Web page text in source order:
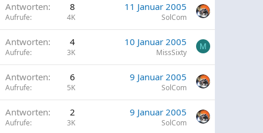
Antworten 8
Aufrufe 4K
11 Januar 2005
SolCom
Antworten 4
Aufrufe 3K
10 Januar 2005
MissSixty
M
Antworten 6
Aufrufe 5K
9 Januar 2005
SolCom
Antworten 2
Aufrufe 3K
9 Januar 2005
SolCom